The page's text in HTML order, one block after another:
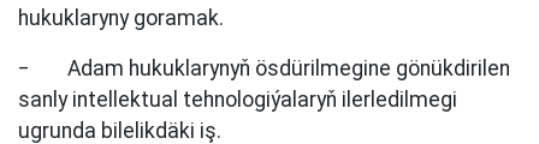
hukuklaryny goramak.
‒ Adam hukuklarynyň ösdürilmegine gönükdirilen
sanly intellektual tehnologiýalaryň ilerledilmegi
ugrunda bilelikdäki iş.